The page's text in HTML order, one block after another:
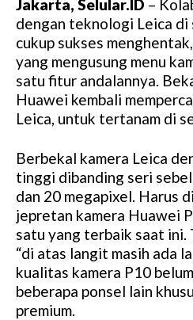
Jakarta, Selular.ID –
dengan teknologi Leica
cukup sukses
yang mengusung menu
satu fitur andalannya.
Huawei kembali
Leica, untuk tertanam di
Berbekal kamera Leica
tinggi dibanding seri
dan 20 megapixel. Harus
jepretan kamera Huawei
satu yang terbaik saat ini.
“di atas langit masih ada
kualitas kamera P10
beberapa ponsel lain
premium.